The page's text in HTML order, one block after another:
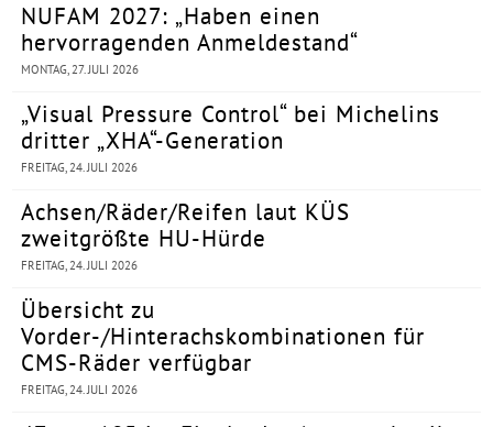
NUFAM 2027: „Haben einen
hervorragenden Anmeldestand“
MONTAG, 27. JULI 2026
„Visual Pressure Control“ bei Michelins
dritter „XHA“-Generation
FREITAG, 24. JULI 2026
Achsen/Räder/Reifen laut KÜS
zweitgrößte HU-Hürde
FREITAG, 24. JULI 2026
Übersicht zu
Vorder-/Hinterachskombinationen für
CMS-Räder verfügbar
FREITAG, 24. JULI 2026